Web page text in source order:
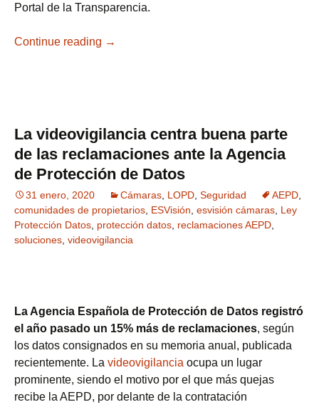
Portal de la Transparencia.
Continue reading Las instalaciones de videovigilancia en
→
La videovigilancia centra buena parte
de las reclamaciones ante la Agencia
de Protección de Datos
31 enero, 2020 Cámaras, LOPD, Seguridad AEPD,
comunidades de propietarios, ESVisión, esvisión cámaras, Ley
Protección Datos, protección datos, reclamaciones AEPD,
soluciones, videovigilancia
La Agencia Española de Protección de Datos registró
el año pasado un 15% más de reclamaciones, según
los datos consignados en su memoria anual, publicada
recientemente. La videovigilancia ocupa un lugar
prominente, siendo el motivo por el que más quejas
recibe la AEPD, por delante de la contratación